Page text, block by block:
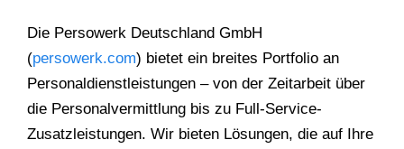
Die Persowerk Deutschland GmbH
(persowerk.com) bietet ein breites Portfolio an
Personaldienstleistungen – von der Zeitarbeit über
die Personalvermittlung bis zu Full-Service-
Zusatzleistungen. Wir bieten Lösungen, die auf Ihre